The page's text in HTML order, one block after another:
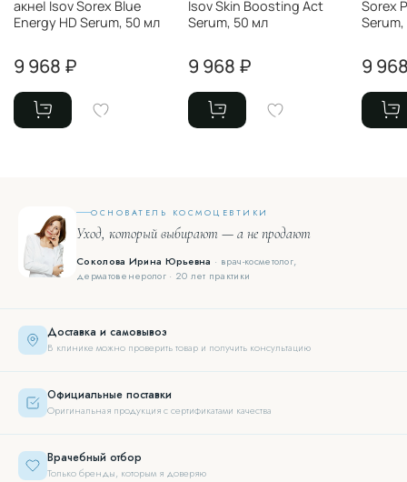
акне| Isov Sorex Blue
Energy HD Serum, 50 мл
9 968 ₽
Isov Skin Boosting Act
Serum, 50 мл
9 968 ₽
Sorex
9
ОСНОВАТЕЛЬ КОСМОЦЕВТИКИ
Уход, который выбирают — а не продают
Соколова Ирина Юрьевна · врач-косметолог,
дерматовенеролог · 20 лет практики
Доставка и самовывоз
В клинике можно проверить товар и получить консультацию
Официальные поставки
Оригинальная продукция с сертификатами качества
Врачебный отбор
Только бренды, которым я доверяю